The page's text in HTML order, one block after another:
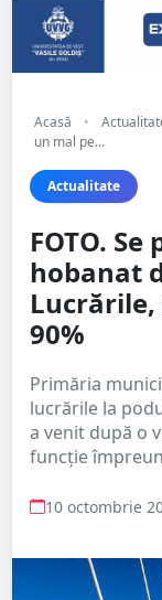
Acasă •
un mal pe...
Actualitate
FOTO.
hobanat
90%
Primăria
lucrările la
a venit după o
funcție
10 octombrie